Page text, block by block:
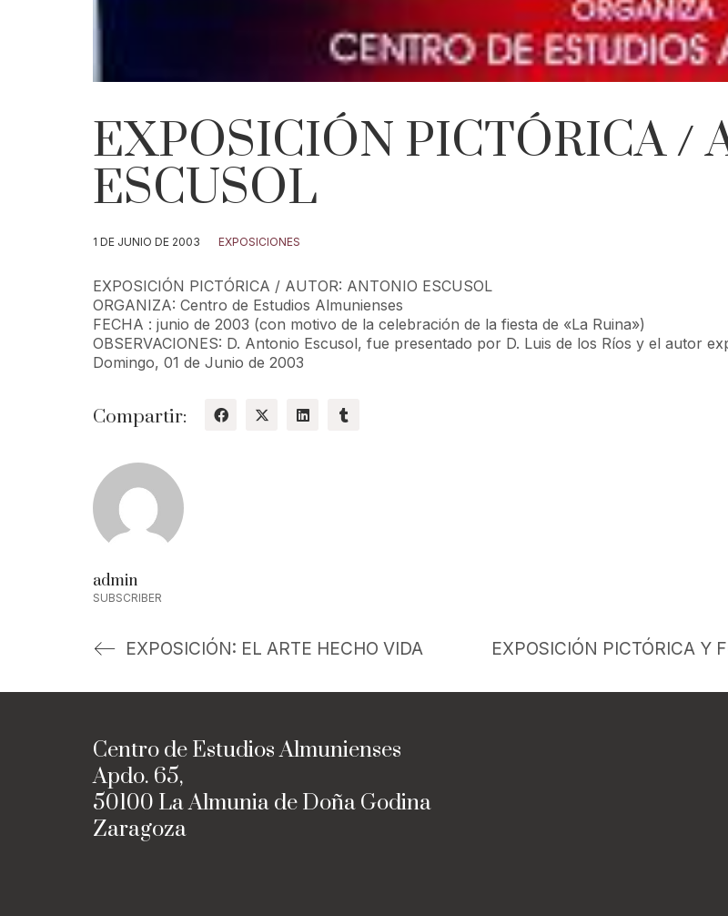
EXPOSICIÓN PICTÓRICA /
ESCUSOL
1 DE JUNIO DE 2003 EXPOSICIONES
EXPOSICIÓN PICTÓRICA / AUTOR: ANTONIO ESCUSOL
ORGANIZA: Centro de Estudios Almunienses
FECHA : junio de 2003 (con motivo de la celebración de la fiesta de «La Ruina»)
OBSERVACIONES: D. Antonio Escusol, fue presentado por D. Luis de los Ríos y el autor
Domingo, 01 de Junio de 2003
Compartir:
admin
SUBSCRIBER
EXPOSICIÓN: EL ARTE HECHO VIDA EXPOSICIÓN PICTÓRICA Y
Centro de Estudios Almunienses
Apdo. 65,
50100 La Almunia de Doña Godina
Zaragoza